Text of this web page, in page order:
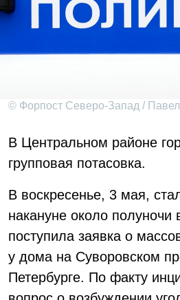
© Форпост Северо-Запад /
В Центральном районе
групповая потасовка.
В воскресенье, 3 мая,
накануне около полуночи
поступила заявка о
у дома на Суворовском
Петербурге. По факту